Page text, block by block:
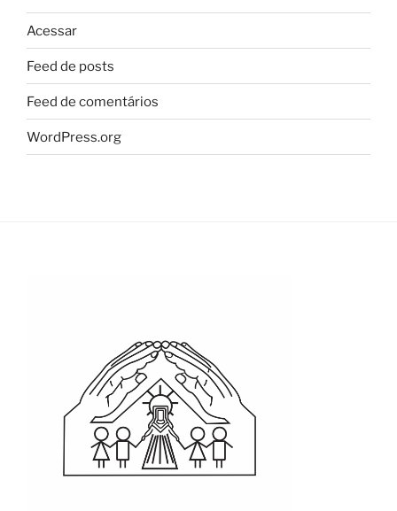
Acessar
Feed de posts
Feed de comentários
WordPress.org